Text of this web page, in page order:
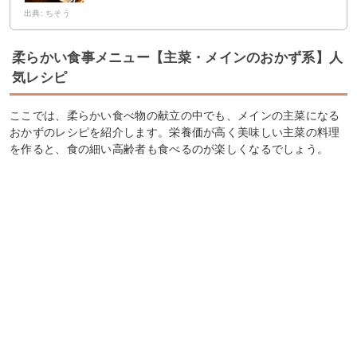
出典: ちそう
柔らかい食事メニュー【主菜・メインのおかず系】人
気レシピ
ここでは、柔らかい食べ物の献立の中でも、メインの主菜になる
おかずのレシピを紹介します。栄養価が高く美味しい主菜の料理
を作ると、食の細い高齢者も食べるのが楽しくなるでしょう。